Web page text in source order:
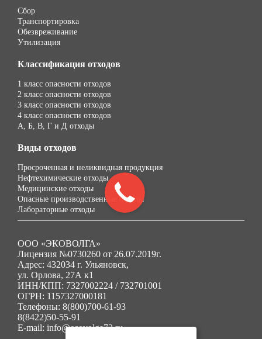
Сбор
Транспортировка
Обезвреживание
Утилизация
Классификация отходов
1 класс опасности отходов
2 класс опасности отходов
3 класс опасности отходов
4 класс опасности отходов
А, Б, В, Г и Д отходы
Виды отходов
Просроченная и неликвидная продукция
Нефтехимические отходы
Медицинские отходы
Опасные производственные отходы
Лабораторные отходы
ООО «ЭКОВОЛГА»
Лицензия №0730260 от 26.07.2019г.
Адрес: 432034 г. Ульяновск,
ул. Орлова, 27А к1
ИНН/КПП: 7327002224 / 732701001
ОГРН: 1157327000181
Телефоны: 8(800)700-61-93
8(8422)50-55-91
E-mail: info@ecovolga73.ru